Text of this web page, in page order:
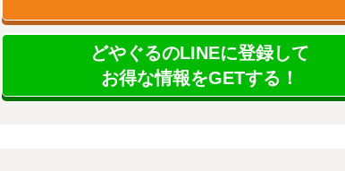
どやぐるのLINEに登録して
お得な情報をGETする！